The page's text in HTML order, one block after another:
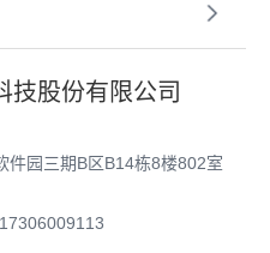
技股份有限公司
件园三期B区B14栋8楼802室